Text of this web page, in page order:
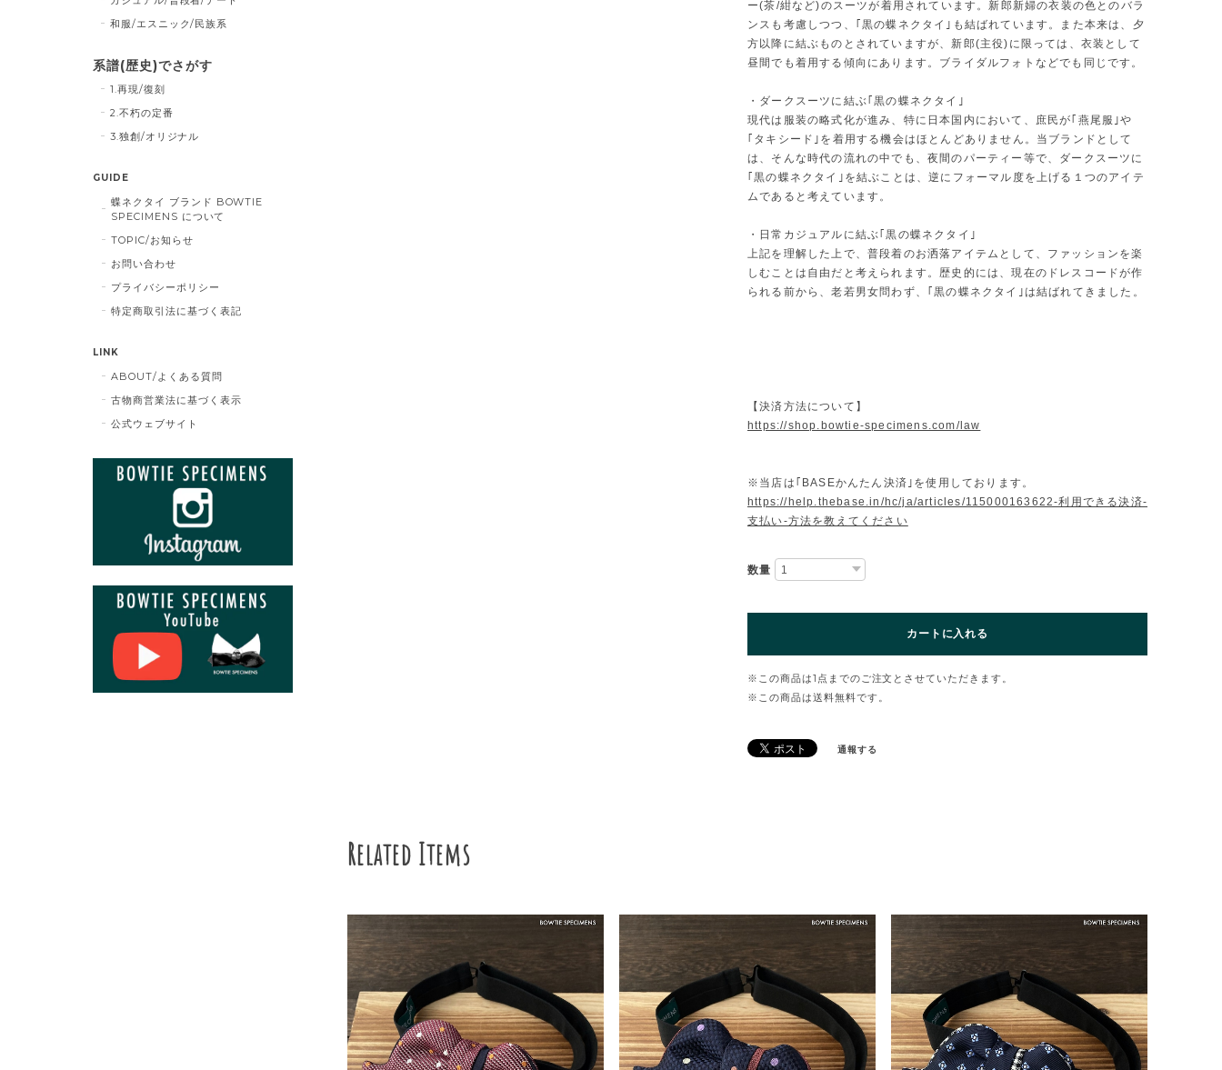
ー(茶/紺など)のスーツが着用されています。新郎新婦の衣装の色とのバラ
ンスも考慮しつつ、｢黒の蝶ネクタイ｣も結ばれています。また本来は、夕
方以降に結ぶものとされていますが、新郎(主役)に限っては、衣装として
昼間でも着用する傾向にあります。ブライダルフォトなどでも同じです。
・ダークスーツに結ぶ｢黒の蝶ネクタイ｣
現代は服装の略式化が進み、特に日本国内において、庶民が｢燕尾服｣や
｢タキシード｣を着用する機会はほとんどありません。当ブランドとして
は、そんな時代の流れの中でも、夜間のパーティー等で、ダークスーツに
｢黒の蝶ネクタイ｣を結ぶことは、逆にフォーマル度を上げる１つのアイテ
ムであると考えています。
・日常カジュアルに結ぶ｢黒の蝶ネクタイ｣
上記を理解した上で、普段着のお洒落アイテムとして、ファッションを楽
しむことは自由だと考えられます。歴史的には、現在のドレスコードが作
られる前から、老若男女問わず、｢黒の蝶ネクタイ｣は結ばれてきました。
【決済方法について】
https://shop.bowtie-specimens.com/law
※当店は｢BASEかんたん決済｣を使用しております。
https://help.thebase.in/hc/ja/articles/115000163622-利用できる決済-
支払い-方法を教えてください
数量
カートに入れる
※この商品は1点までのご注文とさせていただきます。
※この商品は送料無料です。
通報する
Related Items
和服/エスニック/民族系
系譜(歴史)でさがす
1.再現/復刻
2.不朽の定番
3.独創/オリジナル
GUIDE
蝶ネクタイ ブランド BOWTIE
SPECIMENS について
TOPIC/お知らせ
お問い合わせ
プライバシーポリシー
特定商取引法に基づく表記
LINK
ABOUT/よくある質問
古物商営業法に基づく表示
公式ウェブサイト